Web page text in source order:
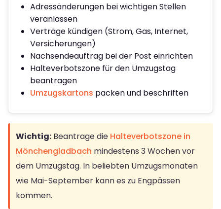
Adressänderungen bei wichtigen Stellen
veranlassen
Verträge kündigen (Strom, Gas, Internet,
Versicherungen)
Nachsendeauftrag bei der Post einrichten
Halteverbotszone für den Umzugstag
beantragen
Umzugskartons packen und beschriften
Wichtig: Beantrage die Halteverbotszone in
Mönchengladbach mindestens 3 Wochen vor
dem Umzugstag. In beliebten Umzugsmonaten
wie Mai-September kann es zu Engpässen
kommen.